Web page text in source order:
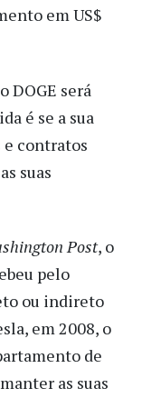
em US$
DOGE será
é se a sua
contratos
suas
Post, o
pelo
ou indireto
em 2008, o
de
as suas